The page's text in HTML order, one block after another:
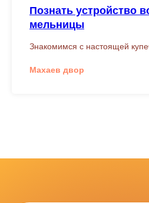
Познать устройство
мельницы
Знакомимся с настоящей
Махаев двор